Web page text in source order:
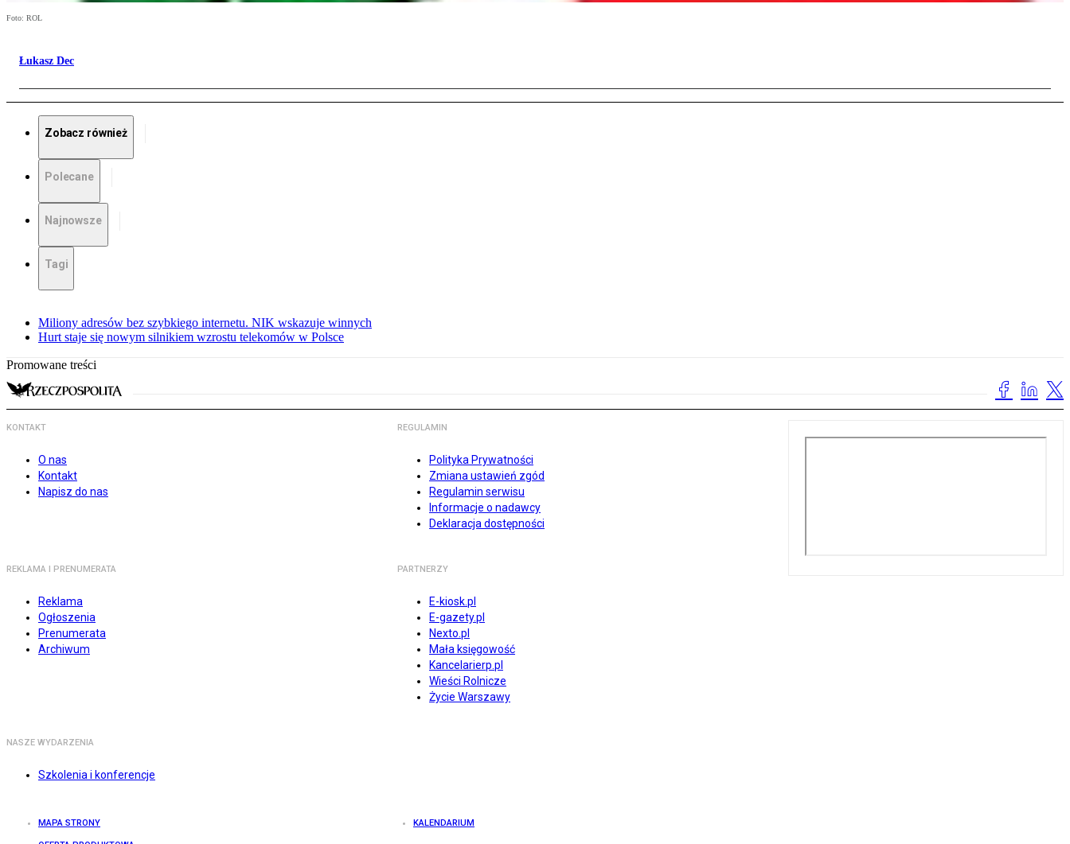
Foto: ROL
Łukasz Dec
Zobacz również
Polecane
Najnowsze
Tagi
Miliony adresów bez szybkiego internetu. NIK wskazuje winnych
Hurt staje się nowym silnikiem wzrostu telekomów w Polsce
Promowane treści
KONTAKT
O nas
Kontakt
Napisz do nas
REGULAMIN
Polityka Prywatności
Zmiana ustawień zgód
Regulamin serwisu
Informacje o nadawcy
Deklaracja dostępności
REKLAMA I PRENUMERATA
Reklama
Ogłoszenia
Prenumerata
Archiwum
PARTNERZY
E-kiosk.pl
E-gazety.pl
Nexto.pl
Mała księgowość
Kancelarierp.pl
Wieści Rolnicze
Życie Warszawy
NASZE WYDARZENIA
Szkolenia i konferencje
MAPA STRONY KALENDARIUM